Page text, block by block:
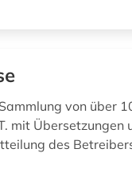
von über
mit Übersetzungen
des